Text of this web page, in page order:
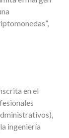
en el
ingeniería